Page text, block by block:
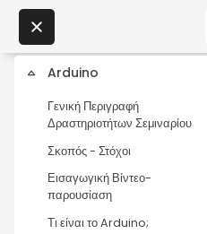
BlocksMy Courses
Blocks
pe=name}
Collapse
Arduino
Γενική Περιγραφή
Δραστηριοτήτων Σεμιναρίου
Σκοπός - Στόχοι
Εισαγωγική Βίντεο-
παρουσίαση
Τι είναι το Arduino;